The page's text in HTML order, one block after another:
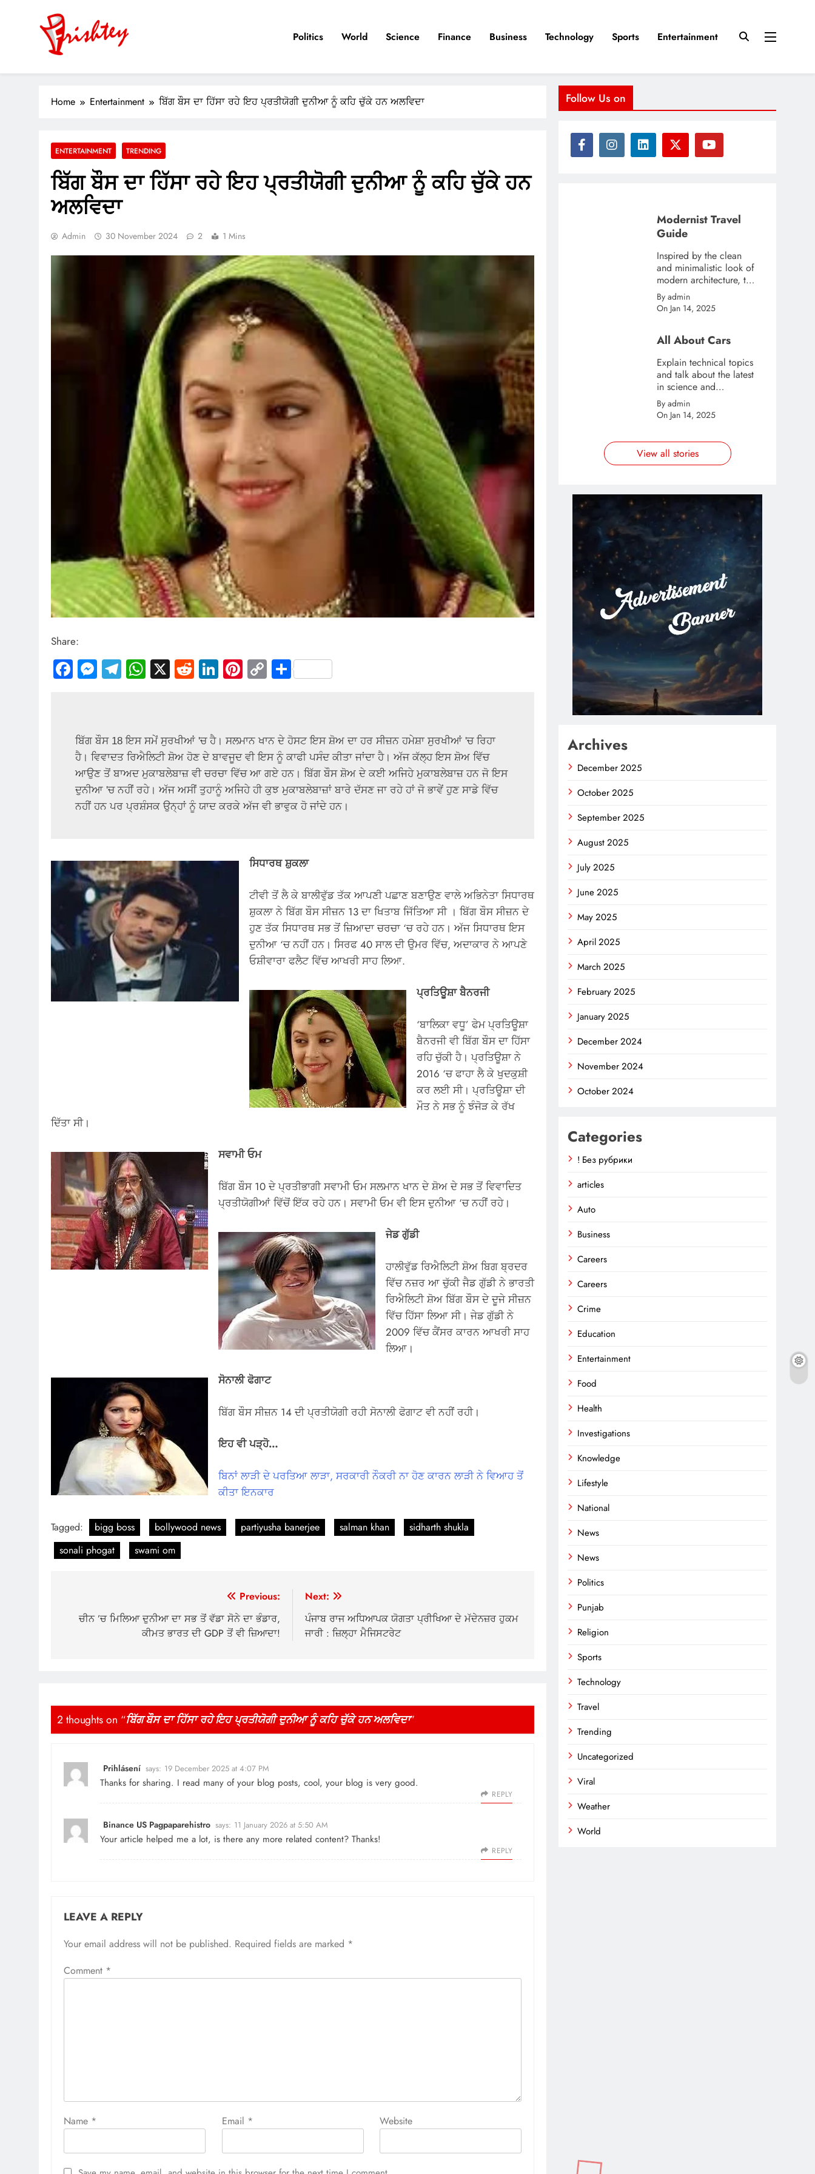
Your Window to the World
Politics World Science Finance Business Technology Sports Entertainment
Home Entertainment ਬਿੱਗ ਬੌਸ ਦਾ ਹਿੱਸਾ ਰਹੇ ਇਹ ਪ੍ਰਤੀਯੋਗੀ ਦੁਨੀਆ ਨੂੰ ਕਹਿ ਚੁੱਕੇ ਹਨ ਅਲਵਿਦਾ
ENTERTAINMENT TRENDING
ਬਿੱਗ ਬੌਸ ਦਾ ਹਿੱਸਾ ਰਹੇ ਇਹ ਪ੍ਰਤੀਯੋਗੀ ਦੁਨੀਆ ਨੂੰ ਕਹਿ ਚੁੱਕੇ ਹਨ
ਅਲਵਿਦਾ
Admin 30 November 2024 2 1 Mins
Share:
Facebook
Messenger
Telegram
WhatsApp
X RedditLinkedIn
Pinterest
Copy
Link
Share
ਬਿੱਗ ਬੌਸ 18 ਇਸ ਸਮੇਂ ਸੁਰਖੀਆਂ 'ਚ ਹੈ। ਸਲਮਾਨ ਖਾਨ ਦੇ ਹੋਸਟ ਇਸ ਸ਼ੋਅ ਦਾ ਹਰ ਸੀਜ਼ਨ ਹਮੇਸ਼ਾ ਸੁਰਖੀਆਂ 'ਚ ਰਿਹਾ
ਹੈ। ਵਿਵਾਦਤ ਰਿਐਲਿਟੀ ਸ਼ੋਅ ਹੋਣ ਦੇ ਬਾਵਜੂਦ ਵੀ ਇਸ ਨੂੰ ਕਾਫੀ ਪਸੰਦ ਕੀਤਾ ਜਾਂਦਾ ਹੈ। ਅੱਜ ਕੱਲ੍ਹ ਇਸ ਸ਼ੋਅ ਵਿੱਚ
ਆਉਣ ਤੋਂ ਬਾਅਦ ਮੁਕਾਬਲੇਬਾਜ਼ ਵੀ ਚਰਚਾ ਵਿੱਚ ਆ ਗਏ ਹਨ। ਬਿੱਗ ਬੌਸ ਸ਼ੋਅ ਦੇ ਕਈ ਅਜਿਹੇ ਮੁਕਾਬਲੇਬਾਜ਼ ਹਨ ਜੋ ਇਸ
ਦੁਨੀਆ 'ਚ ਨਹੀਂ ਰਹੇ। ਅੱਜ ਅਸੀਂ ਤੁਹਾਨੂੰ ਅਜਿਹੇ ਹੀ ਕੁਝ ਮੁਕਾਬਲੇਬਾਜ਼ਾਂ ਬਾਰੇ ਦੱਸਣ ਜਾ ਰਹੇ ਹਾਂ ਜੋ ਭਾਵੇਂ ਹੁਣ ਸਾਡੇ ਵਿੱਚ
ਨਹੀਂ ਹਨ ਪਰ ਪ੍ਰਸ਼ੰਸਕ ਉਨ੍ਹਾਂ ਨੂੰ ਯਾਦ ਕਰਕੇ ਅੱਜ ਵੀ ਭਾਵੁਕ ਹੋ ਜਾਂਦੇ ਹਨ।
ਸਿਧਾਰਥ ਸ਼ੁਕਲਾ
ਟੀਵੀ ਤੋਂ ਲੈ ਕੇ ਬਾਲੀਵੁੱਡ ਤੱਕ ਆਪਣੀ ਪਛਾਣ ਬਣਾਉਣ ਵਾਲੇ ਅਭਿਨੇਤਾ ਸਿਧਾਰਥ
ਸ਼ੁਕਲਾ ਨੇ ਬਿੱਗ ਬੌਸ ਸੀਜ਼ਨ 13 ਦਾ ਖਿਤਾਬ ਜਿੱਤਿਆ ਸੀ । ਬਿੱਗ ਬੌਸ ਸੀਜ਼ਨ ਦੇ
ਹੁਣ ਤੱਕ ਸਿਧਾਰਥ ਸਭ ਤੋਂ ਜ਼ਿਆਦਾ ਚਰਚਾ ‘ਚ ਰਹੇ ਹਨ। ਅੱਜ ਸਿਧਾਰਥ ਇਸ
ਦੁਨੀਆ ‘ਚ ਨਹੀਂ ਹਨ। ਸਿਰਫ 40 ਸਾਲ ਦੀ ਉਮਰ ਵਿੱਚ, ਅਦਾਕਾਰ ਨੇ ਆਪਣੇ
ਓਸ਼ੀਵਾਰਾ ਫਲੈਟ ਵਿੱਚ ਆਖਰੀ ਸਾਹ ਲਿਆ.
ਪ੍ਰਤਿਊਸ਼ਾ ਬੈਨਰਜੀ
‘ਬਾਲਿਕਾ ਵਧੂ’ ਫੇਮ ਪ੍ਰਤਿਊਸ਼ਾ
ਬੈਨਰਜੀ ਵੀ ਬਿੱਗ ਬੌਸ ਦਾ ਹਿੱਸਾ
ਰਹਿ ਚੁੱਕੀ ਹੈ। ਪ੍ਰਤਿਊਸ਼ਾ ਨੇ
2016 ‘ਚ ਫਾਹਾ ਲੈ ਕੇ ਖੁਦਕੁਸ਼ੀ
ਕਰ ਲਈ ਸੀ। ਪ੍ਰਤਿਊਸ਼ਾ ਦੀ
ਮੌਤ ਨੇ ਸਭ ਨੂੰ ਝੰਜੋੜ ਕੇ ਰੱਖ
ਦਿੱਤਾ ਸੀ।
ਸਵਾਮੀ ਓਮ
ਬਿੱਗ ਬੌਸ 10 ਦੇ ਪ੍ਰਤੀਭਾਗੀ ਸਵਾਮੀ ਓਮ ਸਲਮਾਨ ਖਾਨ ਦੇ ਸ਼ੋਅ ਦੇ ਸਭ ਤੋਂ ਵਿਵਾਦਿਤ
ਪ੍ਰਤੀਯੋਗੀਆਂ ਵਿੱਚੋਂ ਇੱਕ ਰਹੇ ਹਨ। ਸਵਾਮੀ ਓਮ ਵੀ ਇਸ ਦੁਨੀਆ ‘ਚ ਨਹੀਂ ਰਹੇ।
ਜੇਡ ਗੁੱਡੀ
ਹਾਲੀਵੁੱਡ ਰਿਐਲਿਟੀ ਸ਼ੋਅ ਬਿਗ ਬ੍ਰਦਰ
ਵਿੱਚ ਨਜ਼ਰ ਆ ਚੁੱਕੀ ਜੈਡ ਗੁੱਡੀ ਨੇ ਭਾਰਤੀ
ਰਿਐਲਿਟੀ ਸ਼ੋਅ ਬਿੱਗ ਬੌਸ ਦੇ ਦੂਜੇ ਸੀਜ਼ਨ
ਵਿੱਚ ਹਿੱਸਾ ਲਿਆ ਸੀ। ਜੇਡ ਗੁੱਡੀ ਨੇ
2009 ਵਿੱਚ ਕੈਂਸਰ ਕਾਰਨ ਆਖਰੀ ਸਾਹ
ਲਿਆ।
ਸੋਨਾਲੀ ਫੋਗਾਟ
ਬਿੱਗ ਬੌਸ ਸੀਜ਼ਨ 14 ਦੀ ਪ੍ਰਤੀਯੋਗੀ ਰਹੀ ਸੋਨਾਲੀ ਫੋਗਾਟ ਵੀ ਨਹੀਂ ਰਹੀ।
ਇਹ ਵੀ ਪੜ੍ਹੋ…
ਬਿਨਾਂ ਲਾੜੀ ਦੇ ਪਰਤਿਆ ਲਾੜਾ, ਸਰਕਾਰੀ ਨੌਕਰੀ ਨਾ ਹੋਣ ਕਾਰਨ ਲਾੜੀ ਨੇ ਵਿਆਹ ਤੋਂ
ਕੀਤਾ ਇਨਕਾਰ
Tagged: bigg boss bollywood news partiyusha banerjee salman khan
sidharth shukla
sonali phogat
swami om
navigation
Previous:
ਚੀਨ ’ਚ ਮਿਲਿਆ ਦੁਨੀਆ ਦਾ ਸਭ ਤੋਂ ਵੱਡਾ ਸੋਨੇ ਦਾ ਭੰਡਾਰ,
ਕੀਮਤ ਭਾਰਤ ਦੀ GDP ਤੋਂ ਵੀ ਜ਼ਿਆਦਾ!
Next:
ਪੰਜਾਬ ਰਾਜ ਅਧਿਆਪਕ ਯੋਗਤਾ ਪ੍ਰੀਖਿਆ ਦੇ ਮੱਦੇਨਜ਼ਰ ਹੁਕਮ
ਜਾਰੀ : ਜ਼ਿਲ੍ਹਾ ਮੈਜਿਸਟਰੇਟ
2 thoughts on “ਬਿੱਗ ਬੌਸ ਦਾ ਹਿੱਸਾ ਰਹੇ ਇਹ ਪ੍ਰਤੀਯੋਗੀ ਦੁਨੀਆ ਨੂੰ ਕਹਿ ਚੁੱਕੇ ਹਨ ਅਲਵਿਦਾ”
Prihlásení says: 19 December 2025 at 4:07 PM
Thanks for sharing. I read many of your blog posts, cool, your blog is very good.
REPLY
Binance US Pagpaparehistro says: 11 January 2026 at 5:50 AM
Your article helped me a lot, is there any more related content? Thanks!
REPLY
LEAVE A REPLY
Your email address will not be published. Required fields are marked *
Comment *
Name * Email * Website
Follow Us on
Modernist Travel
Guide
Inspired by the clean
and minimalistic look of
modern architecture, this
template is great for
creating stories about
urban and city tourism.
By admin
On Jan 14, 2025
All About Cars
Explain technical topics
and talk about the latest
in science and
technology with this
clean and futuristic
template.
By admin
On Jan 14, 2025
View all stories
Archives
December 2025
October 2025
September 2025
August 2025
July 2025
June 2025
May 2025
April 2025
March 2025
February 2025
January 2025
December 2024
November 2024
October 2024
Categories
! Без рубрики
articles
Auto
Business
Careers
Careers
Crime
Education
Entertainment
Food
Health
Investigations
Knowledge
Lifestyle
National
News
News
Politics
Punjab
Religion
Sports
Technology
Travel
Trending
Uncategorized
Viral
Weather
World